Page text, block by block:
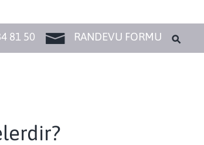
81 50 RANDEVU FORMU